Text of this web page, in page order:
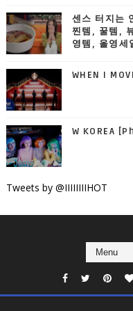
센스 터지는
찐템, 꿀템,
영템, 올영세
WHEN I
W KOREA
Tweets by @IIIIIIIIHOT